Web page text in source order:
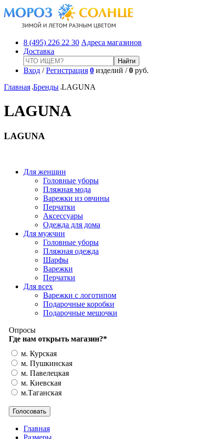
8 (495) 226 22 30 Адреса магазинов
Доставка
Вход /Регистрация 0 изделий /0 руб.
Главная Бренды LAGUNA
LAGUNA
LAGUNA
Для женщин
Головные уборы
Пляжная мода
Варежки из овчины
Перчатки
Аксессуары
Одежда для дома
Для мужчин
Головные уборы
Пляжная одежда
Шарфы
Варежки
Перчатки
Для всех
Варежки с логотипом
Подарочные коробки
Подарочные мешочки
Опросы
Где нам открыть магазин?*
м. Курская
м. Пушкинская
м. Павелецкая
м. Киевская
м.Таганская
Главная
Размеры